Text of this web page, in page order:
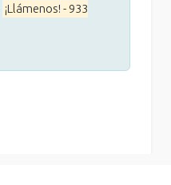
¡Llámenos! - 933